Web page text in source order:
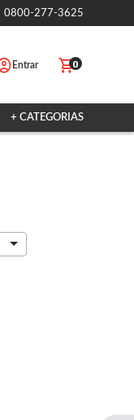
0800-277-3625
Entrar 0
+ CATEGORIAS